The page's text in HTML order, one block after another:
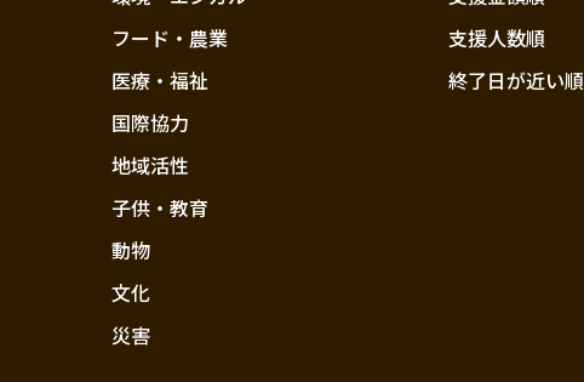
フード・農業
医療・福祉
国際協力
地域活性
子供・教育
動物
文化
災害
支援人数順
終了日が近い順